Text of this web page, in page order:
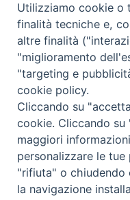
Contatti:Tel.:
E-mail:
Orari: dal
Lunedì,
Diocesi
Utilizziamo cookie o
finalità tecniche e,
altre finalità
"miglioramento
"targeting e
cookie policy.
Cliccando su
cookie. Cliccando
maggiori
personalizzare le
"rifiuta" o chiudendo
la navigazione